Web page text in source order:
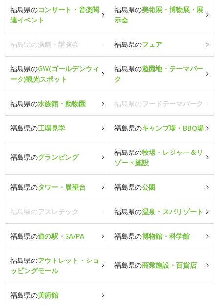
福島県のコンサート・音楽関
連イベント
福島県の美術展・博物展・展
示会
福島県の演劇・講演会 福島県のフェア
福島県のGW(ゴールデンウィ
ーク)観光スポット
福島県の遊園地・テーマパー
ク
福島県の水族館・動物園 福島県のフードテーマパーク
福島県の工場見学 福島県のキャンプ場・BBQ場
福島県のグランピング
福島県の牧場・レジャー＆リ
ゾート施設
福島県のタワー・展望台 福島県の公園
福島県のアスレチック 福島県の温泉・スパリゾート
福島県の道の駅・SA/PA 福島県の博物館・科学館
福島県のアウトレット・ショ
ッピングモール
福島県の商業施設・百貨店
福島県の美術館